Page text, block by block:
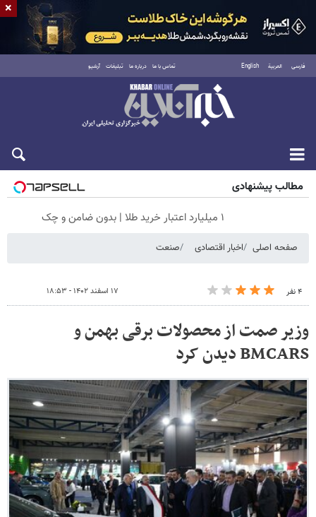
فارسی العربية English تماس با ما درباره ما تبلیغات آرشیو
پنجشنبه ۱۵ مرداد ۱۴۰۵
مطالب پیشنهادی
۱ میلیارد اعتبار خرید طلا | بدون ضامن و چک
صفحه اصلی اخبار اقتصادی صنعت
۴ نفر ۱۷ اسفند ۱۴۰۲ - ۱۸:۵۳
وزیر صمت از محصولات برقی بهمن و
BMCARS دیدن کرد
×